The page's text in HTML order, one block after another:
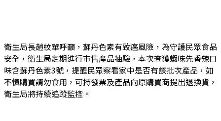
衛生局長趙紋華呼籲，蘇丹色素有致癌風險，為守護民眾食品
安全，衛生局定期進行市售產品抽驗，本次查獲蝦味先香辣口
味含蘇丹色素3號，提醒民眾察看家中是否有該批次產品，如
不慎購買請勿食用，可持發票及產品向原購買商提出退換貨，
衛生局將持續追蹤監控。